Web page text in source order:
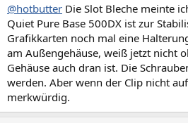
@hotbutter Die Slot Bleche meinte
Quiet Pure Base 500DX ist zur
Grafikkarten noch mal eine
am Außengehäuse, weiß jetzt nicht
Gehäuse auch dran ist. Die
werden. Aber wenn der Clip nicht
merkwürdig.